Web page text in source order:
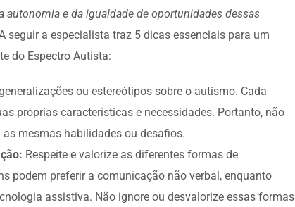
autonomia e da igualdade de oportunidades dessas
seguir a especialista traz 5 dicas essenciais para um
do Espectro Autista:
ou estereótipos sobre o autismo. Cada
próprias características e necessidades. Portanto, não
mesmas habilidades ou desafios.
Respeite e valorize as diferentes formas de
podem preferir a comunicação não verbal, enquanto
assistiva. Não ignore ou desvalorize essas formas